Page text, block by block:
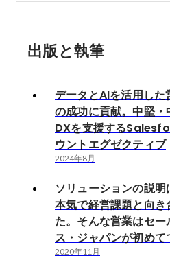
出版と執筆
データとAIを活用した
の成功に貢献。中堅・
DXを支援する
ウントエグゼクティブ
2024年8月
ソリューションの説明
本気で経営課題と向き
た。そんな営業はセー
ス・ジャパンが初めて
2020年11月